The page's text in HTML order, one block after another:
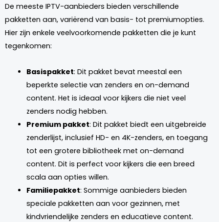
De meeste IPTV-aanbieders bieden verschillende
pakketten aan, variërend van basis- tot premiumopties.
Hier zijn enkele veelvoorkomende pakketten die je kunt
tegenkomen:
Basispakket: Dit pakket bevat meestal een
beperkte selectie van zenders en on-demand
content. Het is ideaal voor kijkers die niet veel
zenders nodig hebben.
Premium pakket: Dit pakket biedt een uitgebreide
zenderlijst, inclusief HD- en 4K-zenders, en toegang
tot een grotere bibliotheek met on-demand
content. Dit is perfect voor kijkers die een breed
scala aan opties willen.
Familiepakket: Sommige aanbieders bieden
speciale pakketten aan voor gezinnen, met
kindvriendelijke zenders en educatieve content.